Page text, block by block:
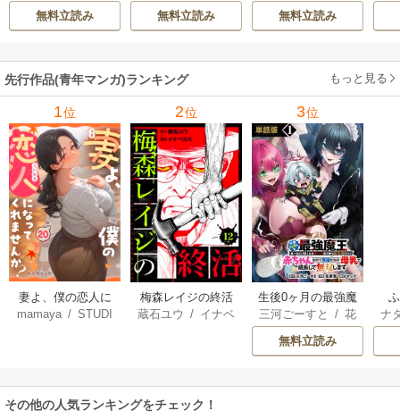
尚
無料立読み
で無双する
/じゃいあん
無料立読み
無料立読み
先行作品(青年マンガ)ランキング もっと見る
1位
妻よ、僕の恋人に
なってくれません
mamaya /STUDI
2位
梅森レイジの終活
蔵石ユウ / イナベ
3位
生後0ヶ月の最強魔
王 食べるだけ強
くなるチート能力
持ち転生者だけど
雄たちの母乳で成
三河ごーすと /花
房雪/マップ
無料立読み
ナ
核
その他の人気ランキングをチェック！